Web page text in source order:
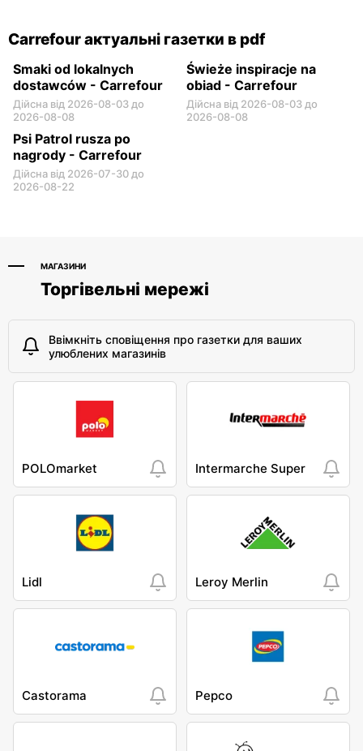
Carrefour актуальні газетки в pdf
Smaki od lokalnych
dostawców - Carrefour
Дійсна від 2026-08-03 до
2026-08-08
Świeże inspiracje na
obiad - Carrefour
Дійсна від 2026-08-03 до
2026-08-08
Psi Patrol rusza po
nagrody - Carrefour
Дійсна від 2026-07-30 до
2026-08-22
МАГАЗИНИ
Торгівельні мережі
Ввімкніть сповіщення про газетки для ваших
улюблених магазинів
POLOmarket Intermarche Super
Lidl Leroy Merlin
Castorama Pepco